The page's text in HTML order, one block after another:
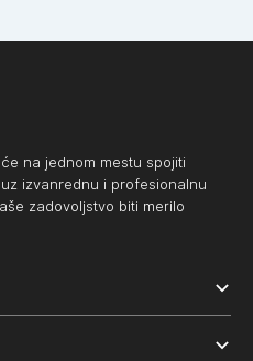
na jednom mestu spojiti
izvanrednu i profesionalnu
zadovoljstvo biti merilo